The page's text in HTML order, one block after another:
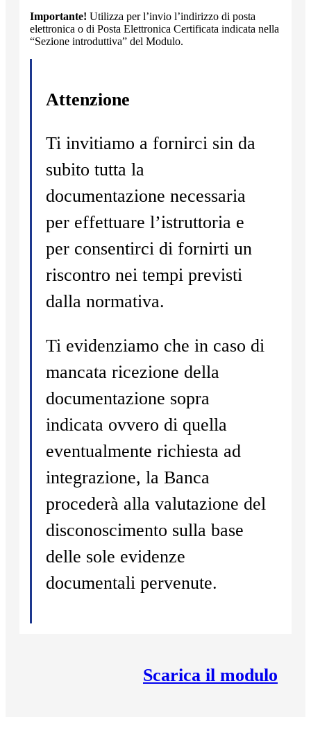
Importante! Utilizza per l’invio l’indirizzo di posta
elettronica o di Posta Elettronica Certificata indicata nella
“Sezione introduttiva” del Modulo.
Attenzione
Ti invitiamo a fornirci sin da
subito tutta la
documentazione necessaria
per effettuare l’istruttoria e
per consentirci di fornirti un
riscontro nei tempi previsti
dalla normativa.
Ti evidenziamo che in caso di
mancata ricezione della
documentazione sopra
indicata ovvero di quella
eventualmente richiesta ad
integrazione, la Banca
procederà alla valutazione del
disconoscimento sulla base
delle sole evidenze
documentali pervenute.
Scarica il modulo